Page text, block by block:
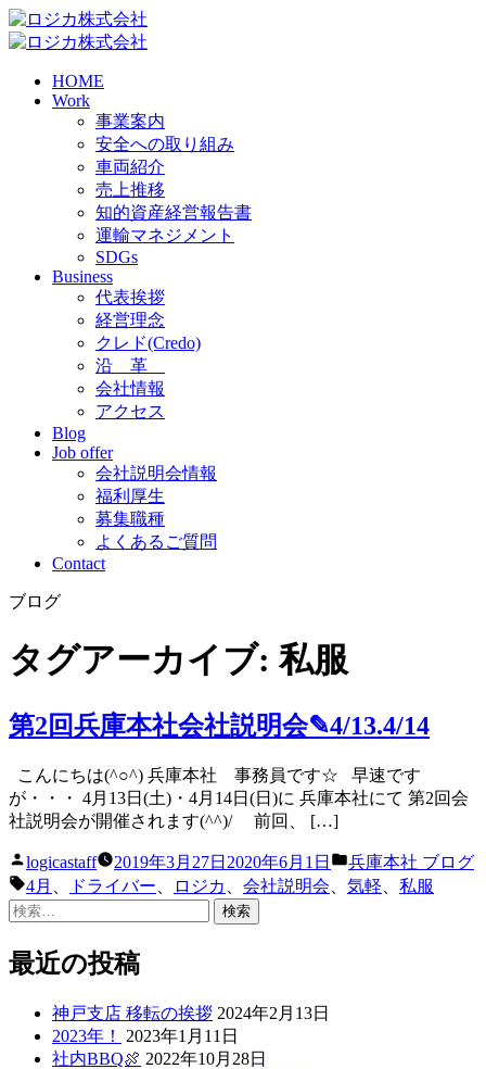
HOME
Work
事業案内
安全への取り組み
車両紹介
売上推移
知的資産経営報告書
運輸マネジメント
SDGs
Business
代表挨拶
経営理念
クレド(Credo)
沿 革
会社情報
アクセス
Blog
Job offer
会社説明会情報
福利厚生
募集職種
よくあるご質問
Contact
ブログ
タグアーカイブ:私服
第2回兵庫本社会社説明会✎4/13.4/14
こんにちは(^○^) 兵庫本社 事務員です☆ 早速です
が・・・ 4月13日(土)・4月14日(日)に 兵庫本社にて 第2回会
社説明会が開催されます(^^)/ 前回、 […]
投
稿
者:
logicastaff 2019年3月27日 2020年6月1日
カ
テ
兵庫本社 ブログ
タ
グ:
4月 ドライバー ロジカ 会社説明会 気軽
私服
検
最近の投稿
神戸支店 移転の挨拶 2024年2月13日
2023年！
2023年1月11日
社内BBQ🍖 2022年10月28日